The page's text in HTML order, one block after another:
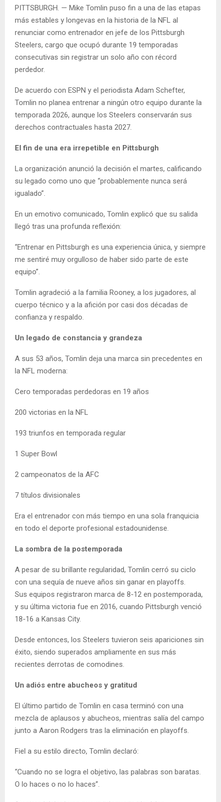
PITTSBURGH. — Mike Tomlin puso fin a una de las etapas
más estables y longevas en la historia de la NFL al
renunciar como entrenador en jefe de los Pittsburgh
Steelers, cargo que ocupó durante 19 temporadas
consecutivas sin registrar un solo año con récord
perdedor.
De acuerdo con ESPN y el periodista Adam Schefter,
Tomlin no planea entrenar a ningún otro equipo durante la
temporada 2026, aunque los Steelers conservarán sus
derechos contractuales hasta 2027.
El fin de una era irrepetible en Pittsburgh
La organización anunció la decisión el martes, calificando
su legado como uno que “probablemente nunca será
igualado”.
En un emotivo comunicado, Tomlin explicó que su salida
llegó tras una profunda reflexión:
“Entrenar en Pittsburgh es una experiencia única, y siempre
me sentiré muy orgulloso de haber sido parte de este
equipo”.
Tomlin agradeció a la familia Rooney, a los jugadores, al
cuerpo técnico y a la afición por casi dos décadas de
confianza y respaldo.
Un legado de constancia y grandeza
A sus 53 años, Tomlin deja una marca sin precedentes en
la NFL moderna:
Cero temporadas perdedoras en 19 años
200 victorias en la NFL
193 triunfos en temporada regular
1 Super Bowl
2 campeonatos de la AFC
7 títulos divisionales
Era el entrenador con más tiempo en una sola franquicia
en todo el deporte profesional estadounidense.
La sombra de la postemporada
A pesar de su brillante regularidad, Tomlin cerró su ciclo
con una sequía de nueve años sin ganar en playoffs.
Sus equipos registraron marca de 8-12 en postemporada,
y su última victoria fue en 2016, cuando Pittsburgh venció
18-16 a Kansas City.
Desde entonces, los Steelers tuvieron seis apariciones sin
éxito, siendo superados ampliamente en sus más
recientes derrotas de comodines.
Un adiós entre abucheos y gratitud
El último partido de Tomlin en casa terminó con una
mezcla de aplausos y abucheos, mientras salía del campo
junto a Aaron Rodgers tras la eliminación en playoffs.
Fiel a su estilo directo, Tomlin declaró:
“Cuando no se logra el objetivo, las palabras son baratas.
O lo haces o no lo haces”.